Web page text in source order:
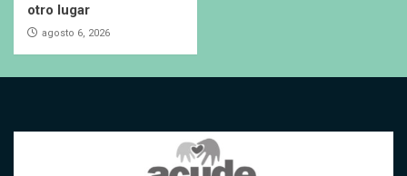
otro lugar
agosto 6, 2026